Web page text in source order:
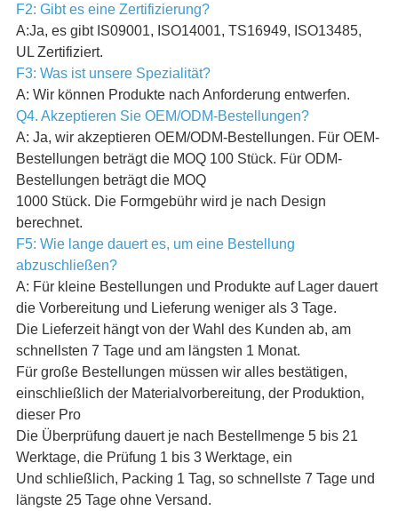
F2: Gibt es eine Zertifizierung?
A:Ja, es gibt IS09001, ISO14001, TS16949, ISO13485,
UL Zertifiziert.
F3: Was ist unsere Spezialität?
A: Wir können Produkte nach Anforderung entwerfen.
Q4. Akzeptieren Sie OEM/ODM-Bestellungen?
A: Ja, wir akzeptieren OEM/ODM-Bestellungen. Für OEM-
Bestellungen beträgt die MOQ 100 Stück. Für ODM-
Bestellungen beträgt die MOQ
1000 Stück. Die Formgebühr wird je nach Design
berechnet.
F5: Wie lange dauert es, um eine Bestellung
abzuschließen?
A: Für kleine Bestellungen und Produkte auf Lager dauert
die Vorbereitung und Lieferung weniger als 3 Tage.
Die Lieferzeit hängt von der Wahl des Kunden ab, am
schnellsten 7 Tage und am längsten 1 Monat.
Für große Bestellungen müssen wir alles bestätigen,
einschließlich der Materialvorbereitung, der Produktion,
dieser Pro
Die Überprüfung dauert je nach Bestellmenge 5 bis 21
Werktage, die Prüfung 1 bis 3 Werktage, ein
Und schließlich, Packing 1 Tag, so schnellste 7 Tage und
längste 25 Tage ohne Versand.